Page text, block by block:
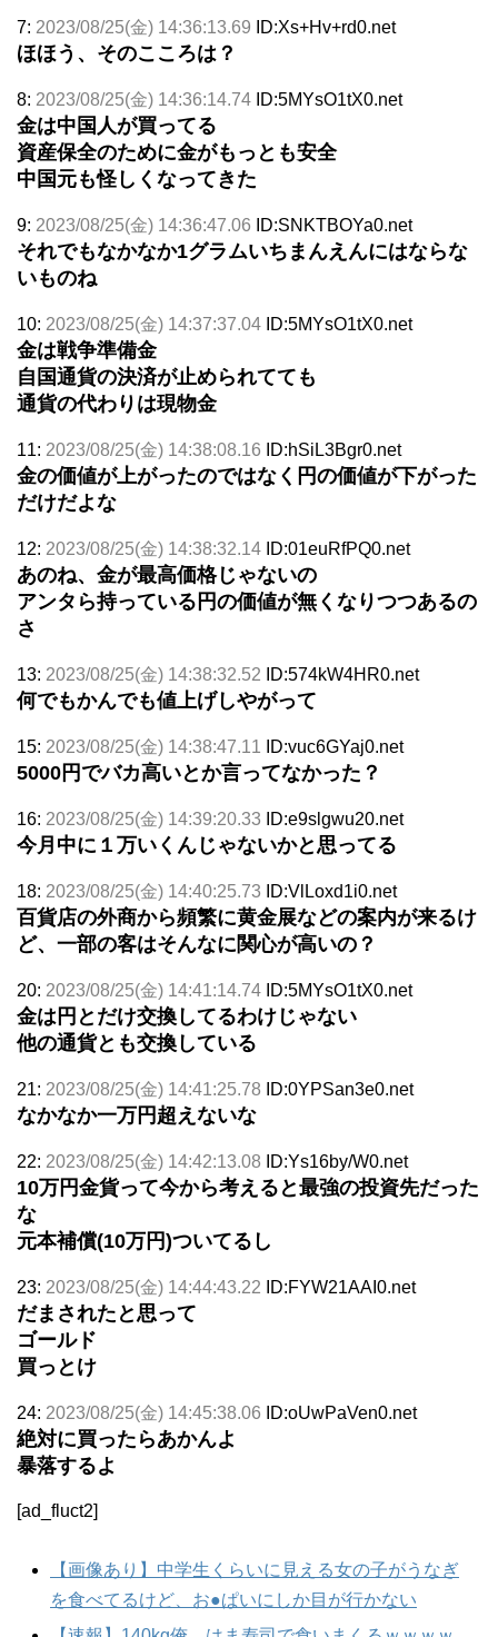
7: 2023/08/25(金) 14:36:13.69 ID:Xs+Hv+rd0.net
ほほう、そのこころは？
8: 2023/08/25(金) 14:36:14.74 ID:5MYsO1tX0.net
金は中国人が買ってる
資産保全のために金がもっとも安全
中国元も怪しくなってきた
9: 2023/08/25(金) 14:36:47.06 ID:SNKTBOYa0.net
それでもなかなか1グラムいちまんえんにはならな
いものね
10: 2023/08/25(金) 14:37:37.04 ID:5MYsO1tX0.net
金は戦争準備金
自国通貨の決済が止められてても
通貨の代わりは現物金
11: 2023/08/25(金) 14:38:08.16 ID:hSiL3Bgr0.net
金の価値が上がったのではなく円の価値が下がった
だけだよな
12: 2023/08/25(金) 14:38:32.14 ID:01euRfPQ0.net
あのね、金が最高価格じゃないの
アンタら持っている円の価値が無くなりつつあるの
さ
13: 2023/08/25(金) 14:38:32.52 ID:574kW4HR0.net
何でもかんでも値上げしやがって
15: 2023/08/25(金) 14:38:47.11 ID:vuc6GYaj0.net
5000円でバカ高いとか言ってなかった？
16: 2023/08/25(金) 14:39:20.33 ID:e9slgwu20.net
今月中に１万いくんじゃないかと思ってる
18: 2023/08/25(金) 14:40:25.73 ID:VlLoxd1i0.net
百貨店の外商から頻繁に黄金展などの案内が来るけ
ど、一部の客はそんなに関心が高いの？
20: 2023/08/25(金) 14:41:14.74 ID:5MYsO1tX0.net
金は円とだけ交換してるわけじゃない
他の通貨とも交換している
21: 2023/08/25(金) 14:41:25.78 ID:0YPSan3e0.net
なかなか一万円超えないな
22: 2023/08/25(金) 14:42:13.08 ID:Ys16by/W0.net
10万円金貨って今から考えると最強の投資先だった
な
元本補償(10万円)ついてるし
23: 2023/08/25(金) 14:44:43.22 ID:FYW21AAI0.net
だまされたと思って
ゴールド
買っとけ
24: 2023/08/25(金) 14:45:38.06 ID:oUwPaVen0.net
絶対に買ったらあかんよ
暴落するよ
[ad_fluct2]
【画像あり】中学生くらいに見える女の子がうなぎ
を食べてるけど、お●ぱいにしか目が行かない